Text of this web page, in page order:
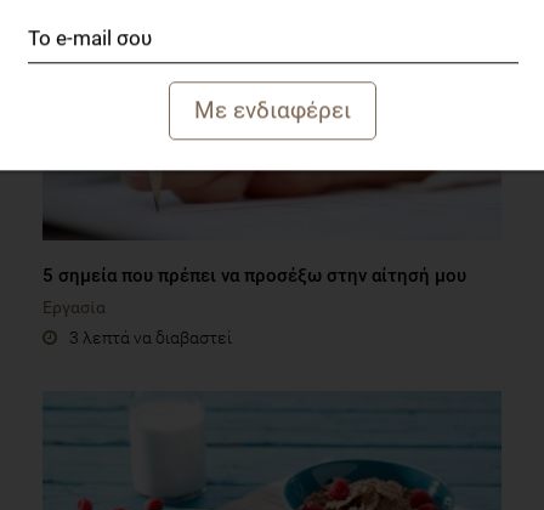
5 σημεία που πρέπει να προσέξω στην αίτησή μου
Εργασία
3 λεπτά να διαβαστεί